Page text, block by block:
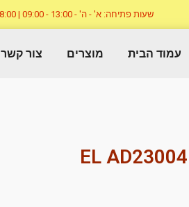
שעות פתיחה: א' - ה' - 13:00 - 09:00 | 18:00 - 16:00
עמוד הבית מוצרים צור קשר
EL AD23004